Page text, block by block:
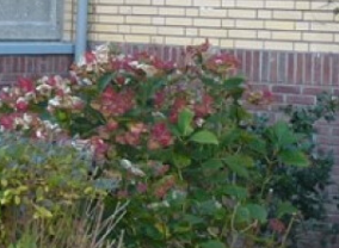
Berekent AppartementenUtrecht
makelaarsvergoeding/
Is AppartementenUtrecht
Appartement / Appartementen in Utrecht?
Alle veelgestelde vragen